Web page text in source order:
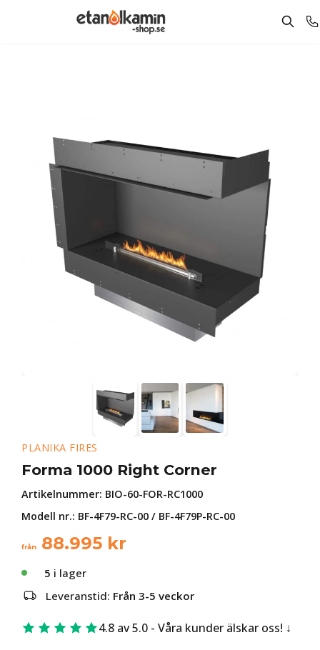
PLANIKA FIRES
Forma 1000 Right Corner
Artikelnummer: BIO-60-FOR-RC1000
Modell nr.: BF-4F79-RC-00 / BF-4F79P-RC-00
från 88.995 kr
5 i lager
Leveranstid: Från 3-5 veckor
4.8 av 5.0 - Våra kunder älskar oss!